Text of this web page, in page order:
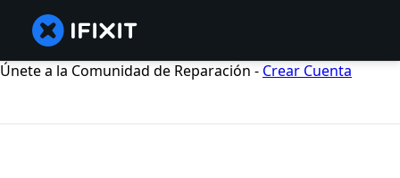
Únete a la Comunidad de Reparación - Crear Cuenta